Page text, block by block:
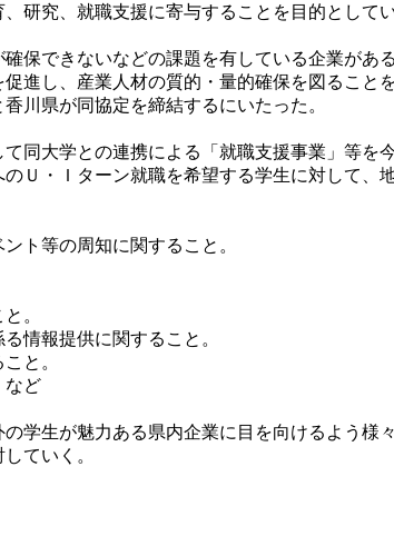
研究、就職支援に寄与することを目的としてい
保できないなどの課題を有している企業がある
進し、産業人材の質的・量的確保を図ること
川県が同協定を締結するにいたった。
大学との連携による「就職支援事業」等を
・Ｉターン就職を希望する学生に対して、
ト等の周知に関すること。
。
情報提供に関すること。
と。
ど
生が魅力ある県内企業に目を向けるよう様
ていく。